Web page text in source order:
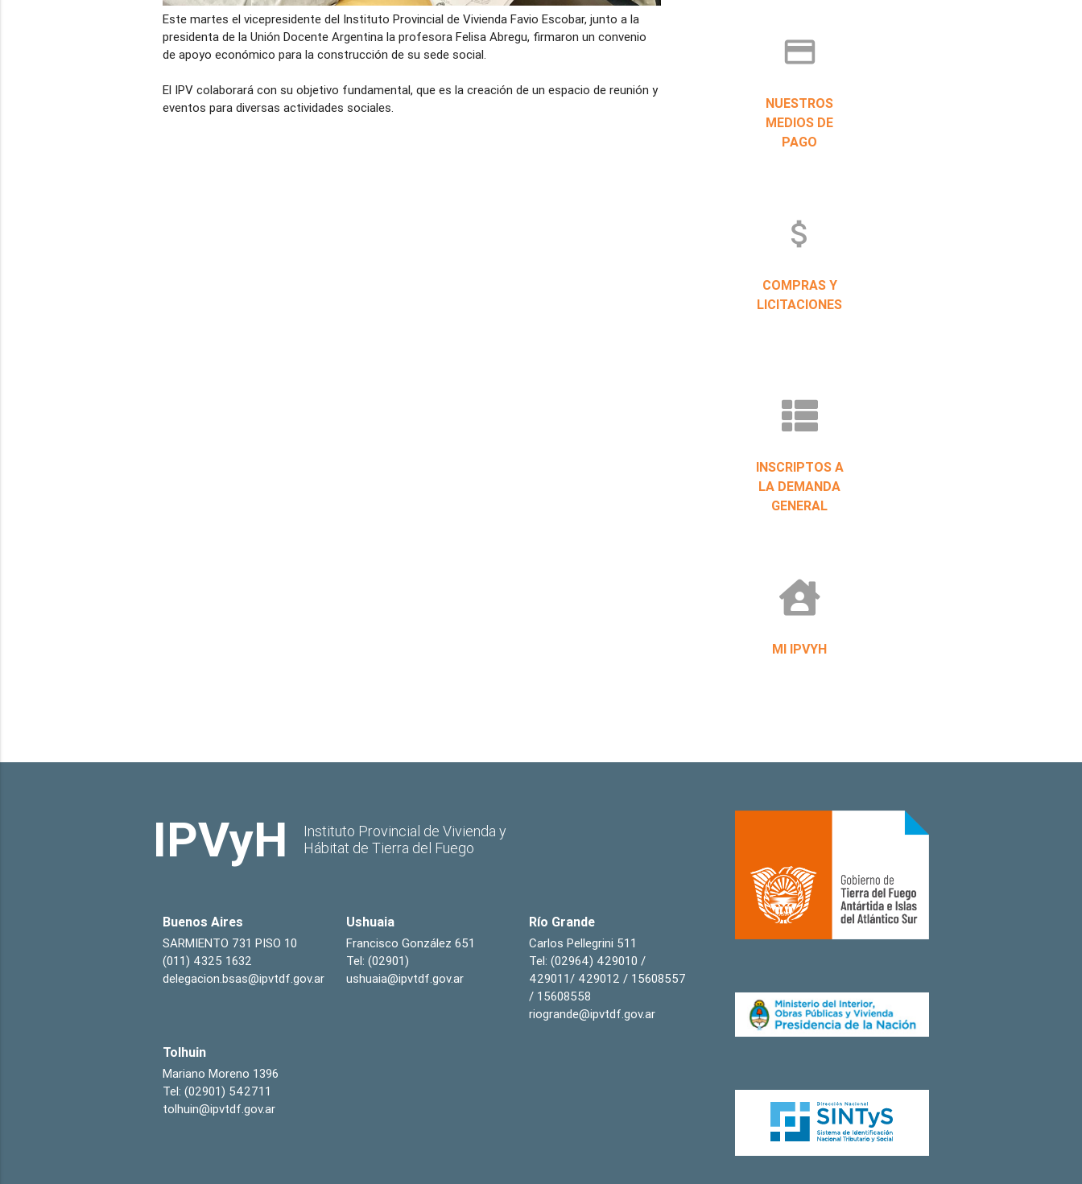
Este martes el vicepresidente del Instituto Provincial de Vivienda Favio Escobar, junto a la
presidenta de la Unión Docente Argentina la profesora Felisa Abregu, firmaron un convenio
de apoyo económico para la construcción de su sede social.
El IPV colaborará con su objetivo fundamental, que es la creación de un espacio de reunión y
credit_card
NUESTROS
MEDIOS DE
PAGO
attach_money
COMPRAS Y
LICITACIONES
INSCRIPTOS A
LA DEMANDA
GENERAL
MI IPVYH
IPVyH
Instituto Provincial de Vivienda y
Hábitat de Tierra del Fuego
Buenos Aires
SARMIENTO 731 PISO 10
(011) 4325 1632
delegacion.bsas@ipvtdf.gov.ar
Ushuaia
Francisco González 651
Tel: (02901)
ushuaia@ipvtdf.gov.ar
Río Grande
Carlos Pellegrini 511
Tel: (02964) 429010 /
429011/ 429012 / 15608557
/ 15608558
riogrande@ipvtdf.gov.ar
Tolhuin
Mariano Moreno 1396
Tel: (02901) 542711
tolhuin@ipvtdf.gov.ar